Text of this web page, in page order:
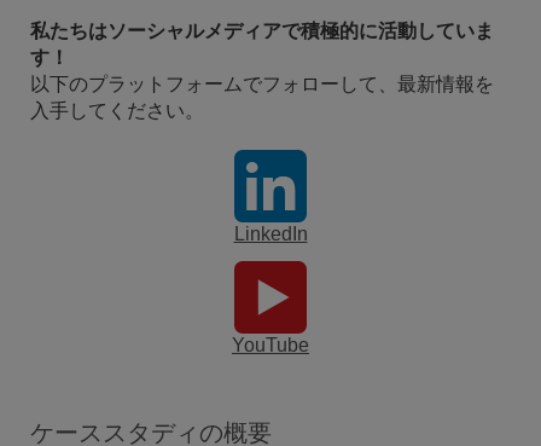
私たちはソーシャルメディアで積極的に活動していま
す！
以下のプラットフォームでフォローして、最新情報を
入手してください。
LinkedIn
YouTube
ケーススタディの概要